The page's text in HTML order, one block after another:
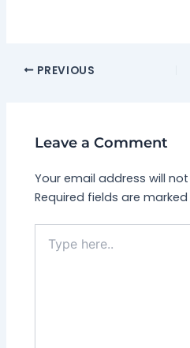
PREVIOUS
Leave a Comment
Your email address will
Required fields are marked
here..